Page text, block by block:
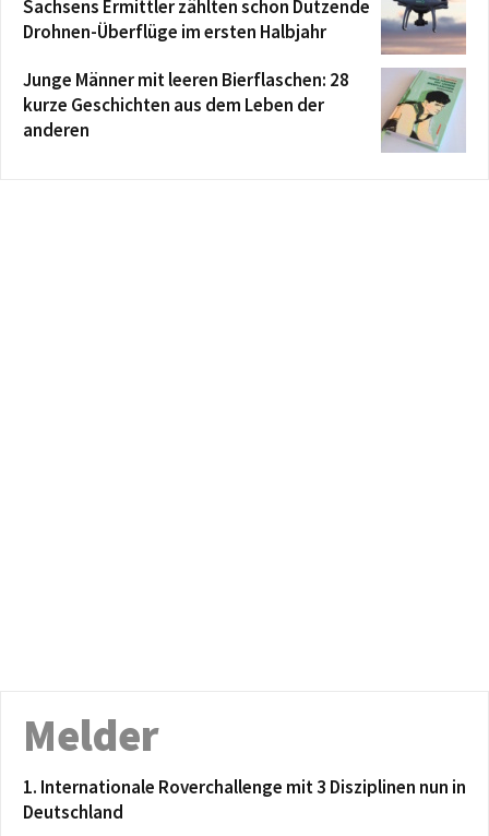
Sachsens Ermittler zählten schon Dutzende
Drohnen-Überflüge im ersten Halbjahr
Junge Männer mit leeren Bierflaschen: 28
kurze Geschichten aus dem Leben der
anderen
Melder
1. Internationale Roverchallenge mit 3 Disziplinen nun in
Deutschland